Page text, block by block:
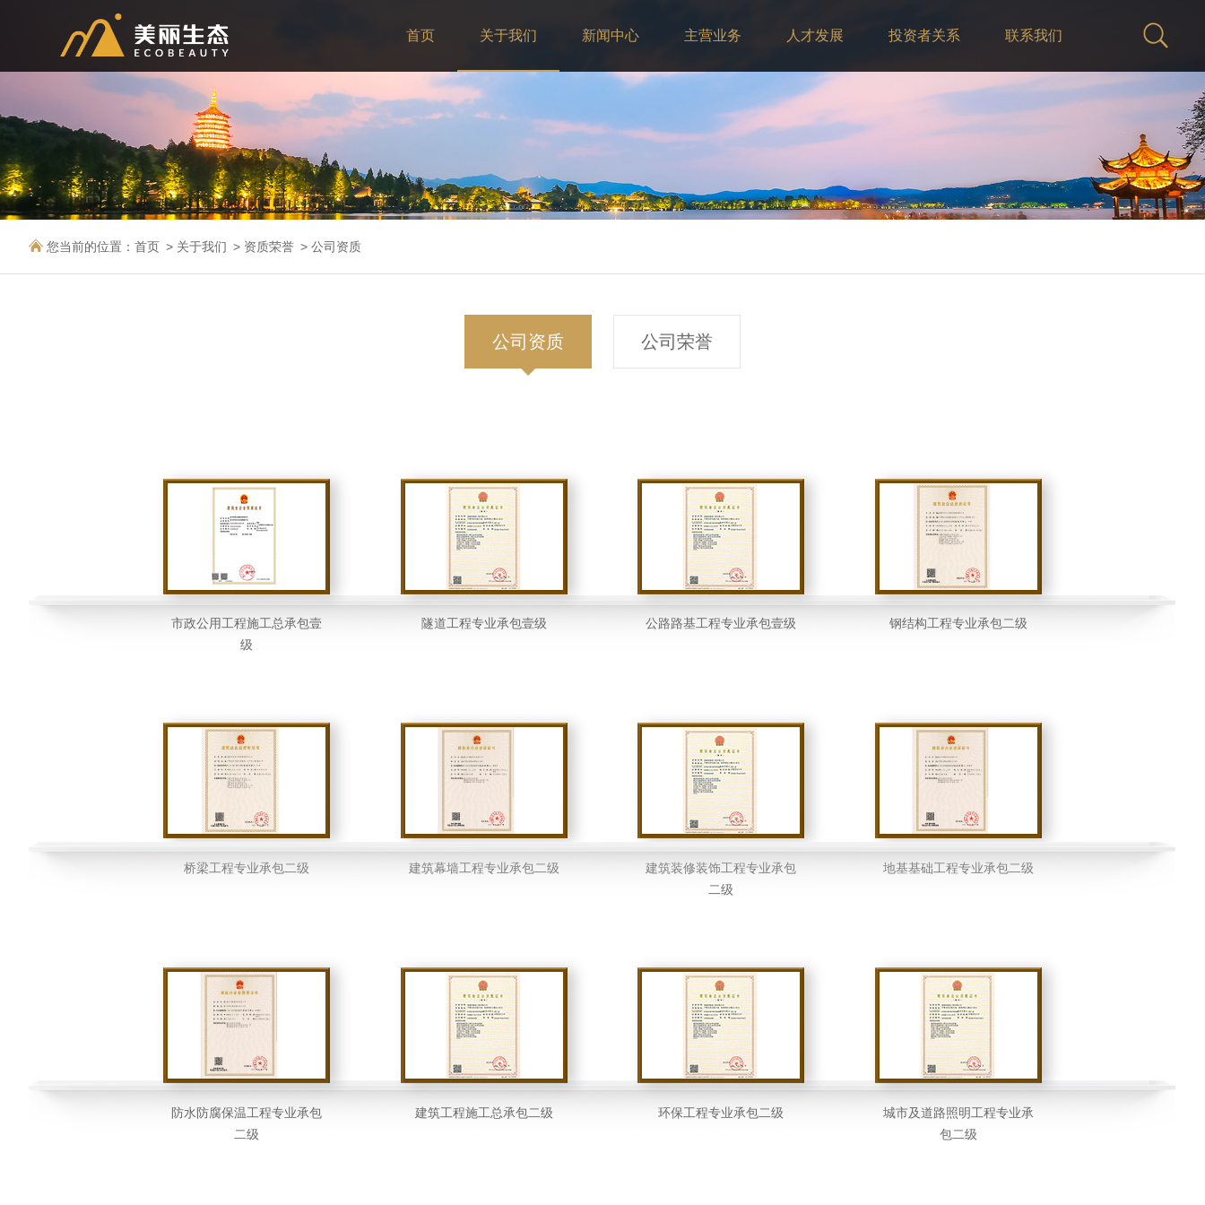
首页 关于我们 新闻中心 主营业务 人才发展 投资者关系 联系我们
您当前的位置： 首页 关于我们 资质荣誉 公司资质
公司资质 公司荣誉
市政公用工程施工总承包壹
级
隧道工程专业承包壹级 公路路基工程专业承包壹级 钢结构工程专业承包二级
桥梁工程专业承包二级 建筑幕墙工程专业承包二级
建筑装修装饰工程专业承包
二级
地基基础工程专业承包二级
防水防腐保温工程专业承包
二级
建筑工程施工总承包二级 环保工程专业承包二级
城市及道路照明工程专业承
包二级